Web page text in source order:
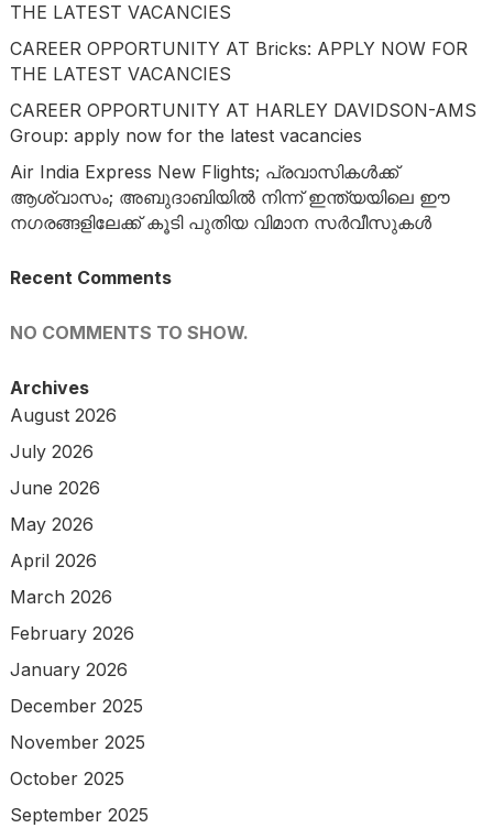
THE LATEST VACANCIES
CAREER OPPORTUNITY AT Bricks: APPLY NOW FOR
THE LATEST VACANCIES
CAREER OPPORTUNITY AT HARLEY DAVIDSON-AMS
Group: apply now for the latest vacancies
Air India Express New Flights; പ്രവാസികൾക്ക്
ആശ്വാസം; അബുദാബിയിൽ നിന്ന് ഇന്ത്യയിലെ ഈ
നഗരങ്ങളിലേക്ക് കൂടി പുതിയ വിമാന സർവീസുകൾ
Recent Comments
NO COMMENTS TO SHOW.
Archives
August 2026
July 2026
June 2026
May 2026
April 2026
March 2026
February 2026
January 2026
December 2025
November 2025
October 2025
September 2025